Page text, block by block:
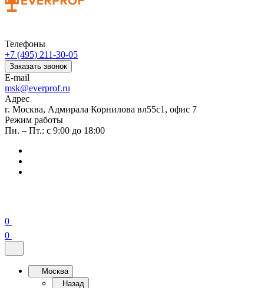
Телефоны
+7 (495) 211-30-05
Заказать звонок
E-mail
msk@everprof.ru
Адрес
г. Москва, Адмирала Корнилова вл55с1, офис 7
Режим работы
Пн. – Пт.: с 9:00 до 18:00
0
0
Москва
Назад